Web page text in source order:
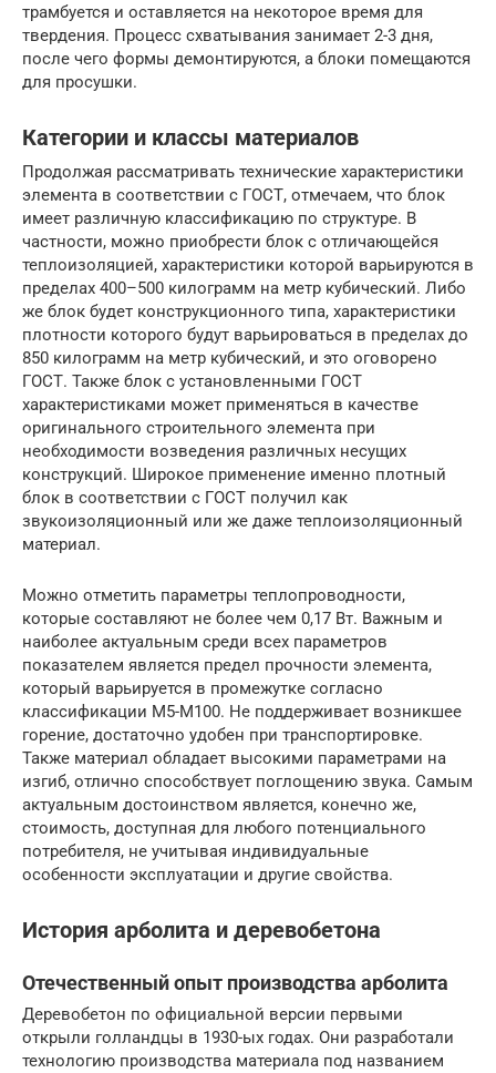
трамбуется и оставляется на некоторое время для
твердения. Процесс схватывания занимает 2-3 дня,
после чего формы демонтируются, а блоки помещаются
для просушки.
Категории и классы материалов
Продолжая рассматривать технические характеристики
элемента в соответствии с ГОСТ, отмечаем, что блок
имеет различную классификацию по структуре. В
частности, можно приобрести блок с отличающейся
теплоизоляцией, характеристики которой варьируются в
пределах 400–500 килограмм на метр кубический. Либо
же блок будет конструкционного типа, характеристики
плотности которого будут варьироваться в пределах до
850 килограмм на метр кубический, и это оговорено
ГОСТ. Также блок с установленными ГОСТ
характеристиками может применяться в качестве
оригинального строительного элемента при
необходимости возведения различных несущих
конструкций. Широкое применение именно плотный
блок в соответствии с ГОСТ получил как
звукоизоляционный или же даже теплоизоляционный
материал.
Можно отметить параметры теплопроводности,
которые составляют не более чем 0,17 Вт. Важным и
наиболее актуальным среди всех параметров
показателем является предел прочности элемента,
который варьируется в промежутке согласно
классификации М5-М100. Не поддерживает возникшее
горение, достаточно удобен при транспортировке.
Также материал обладает высокими параметрами на
изгиб, отлично способствует поглощению звука. Самым
актуальным достоинством является, конечно же,
стоимость, доступная для любого потенциального
потребителя, не учитывая индивидуальные
особенности эксплуатации и другие свойства.
История арболита и деревобетона
Отечественный опыт производства арболита
Деревобетон по официальной версии первыми
открыли голландцы в 1930-ых годах. Они разработали
технологию производства материала под названием